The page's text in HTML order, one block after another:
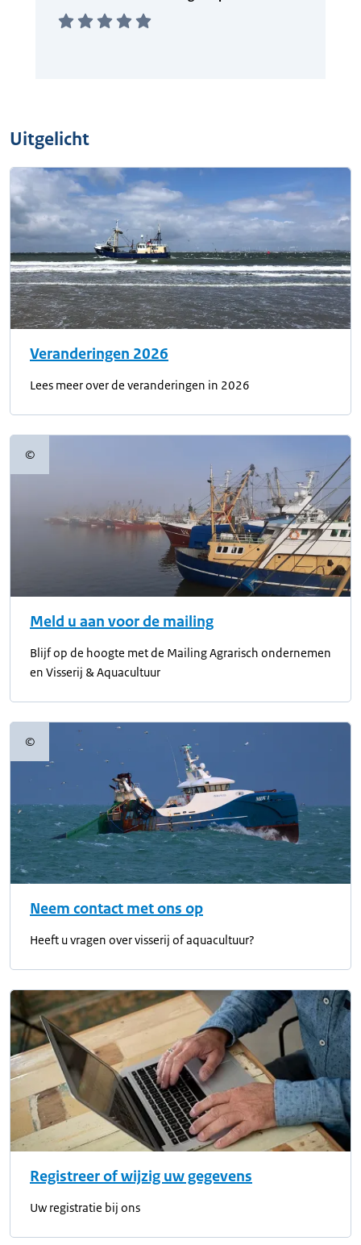
Uitgelicht
Veranderingen 2026
Lees meer over de veranderingen in 2026
©Copyrightinformatie
Meld u aan voor de mailing
Blijf op de hoogte met de Mailing Agrarisch ondernemen
en Visserij & Aquacultuur
©Copyrightinformatie
Neem contact met ons op
Heeft u vragen over visserij of aquacultuur?
Registreer of wijzig uw gegevens
Uw registratie bij ons